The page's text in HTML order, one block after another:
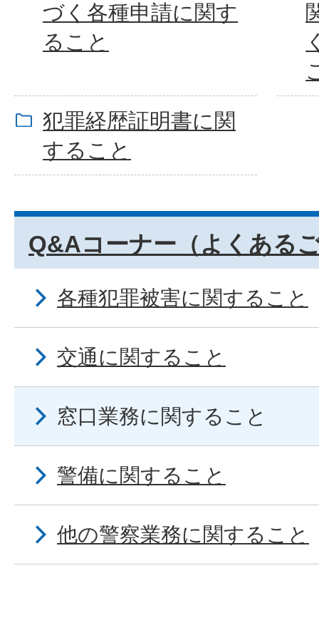
づく各種申請に関す
ること
犯罪経歴証明書に関
すること
Q&Aコーナー（よくある
各種犯罪被害に関すること
交通に関すること
窓口業務に関すること
警備に関すること
他の警察業務に関すること